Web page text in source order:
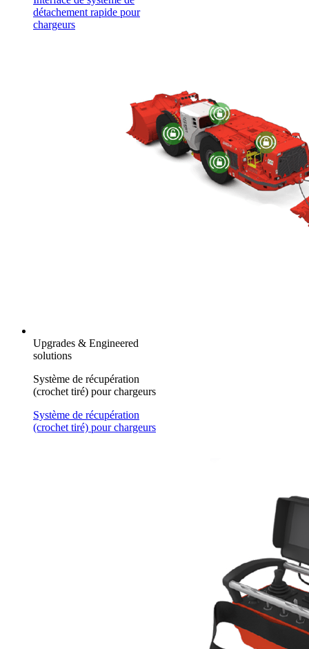
détachement rapide pour
chargeurs
Upgrades & Engineered
solutions
Système de récupération
(crochet tiré) pour chargeurs
Système de récupération
(crochet tiré) pour chargeurs